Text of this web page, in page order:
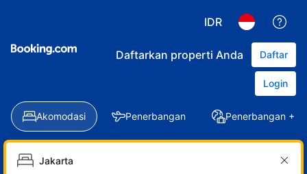
IDR
Daftarkan properti Anda Daftar
Login
Akomodasi Penerbangan Penerbangan +